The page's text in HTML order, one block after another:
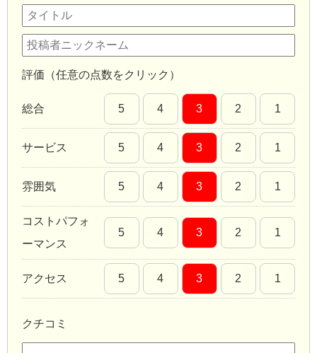
評価（任意の点数をクリック）
総合 5 4 3 2 1
サービス 5 4 3 2 1
雰囲気 5 4 3 2 1
コストパフォ
ーマンス
5 4 3 2 1
アクセス 5 4 3 2 1
クチコミ